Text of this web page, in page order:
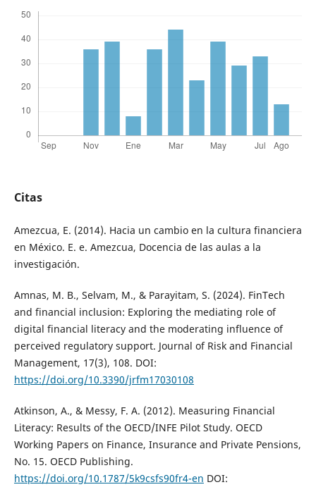
Citas
Amezcua, E. (2014). Hacia un cambio en la cultura financiera
en México. E. e. Amezcua, Docencia de las aulas a la
investigación.
Amnas, M. B., Selvam, M., & Parayitam, S. (2024). FinTech
and financial inclusion: Exploring the mediating role of
digital financial literacy and the moderating influence of
perceived regulatory support. Journal of Risk and Financial
Management, 17(3), 108. DOI:
https://doi.org/10.3390/jrfm17030108
Atkinson, A., & Messy, F. A. (2012). Measuring Financial
Literacy: Results of the OECD/INFE Pilot Study. OECD
Working Papers on Finance, Insurance and Private Pensions,
No. 15. OECD Publishing.
https://doi.org/10.1787/5k9csfs90fr4-en DOI: